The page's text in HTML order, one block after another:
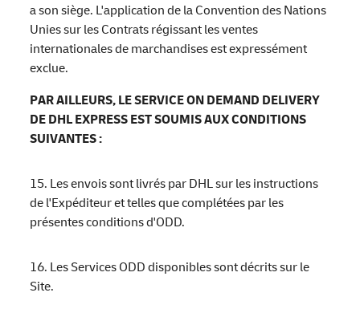
a son siège. L'application de la Convention des Nations
Unies sur les Contrats régissant les ventes
internationales de marchandises est expressément
exclue.
PAR AILLEURS, LE SERVICE ON DEMAND DELIVERY
DE DHL EXPRESS EST SOUMIS AUX CONDITIONS
SUIVANTES :
15. Les envois sont livrés par DHL sur les instructions
de l'Expéditeur et telles que complétées par les
présentes conditions d'ODD.
16. Les Services ODD disponibles sont décrits sur le
Site.